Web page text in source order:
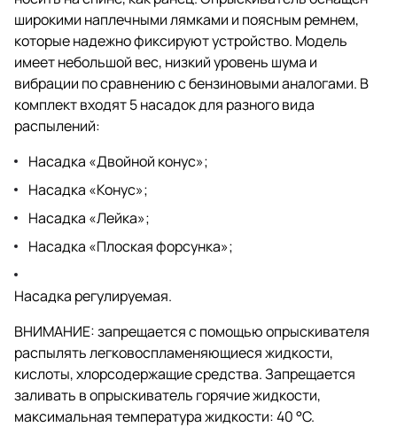
широкими наплечными лямками и поясным ремнем,
которые надежно фиксируют устройство. Модель
имеет небольшой вес, низкий уровень шума и
вибрации по сравнению с бензиновыми аналогами. В
комплект входят 5 насадок для разного вида
распылений:
Насадка «Двойной конус»;
Насадка «Конус»;
Насадка «Лейка»;
Насадка «Плоская форсунка»;
Насадка регулируемая.
ВНИМАНИЕ: запрещается с помощью опрыскивателя
распылять легковоспламеняющиеся жидкости,
кислоты, хлорсодержащие средства. Запрещается
заливать в опрыскиватель горячие жидкости,
максимальная температура жидкости: 40 °C.